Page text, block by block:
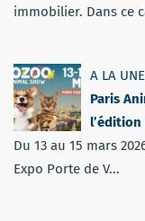
immobilier. Dans ce
A LA UNE
Paris
l’édition
Du 13 au 15 mars
Expo Porte de V...